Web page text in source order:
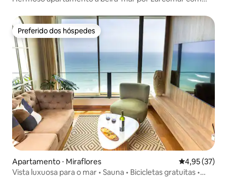
Preferido dos hóspedes
Preferido dos hóspedes
Apartamento ⋅ Miraflores 4,95 de uma
4,95 (37)
Vista luxuosa para o mar • Sauna • Bicicletas gratuitas •